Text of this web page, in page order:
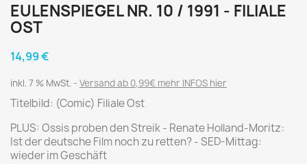
EULENSPIEGEL NR. 10 / 1991 - FILIALE
OST
14,99 €
inkl. 7 % MwSt. Versand ab 0,99€ mehr INFOS hier
Titelbild: (Comic) Filiale Ost
PLUS: Ossis proben den Streik - Renate Holland-Moritz:
Ist der deutsche Film noch zu retten? - SED-Mittag:
wieder im Geschäft